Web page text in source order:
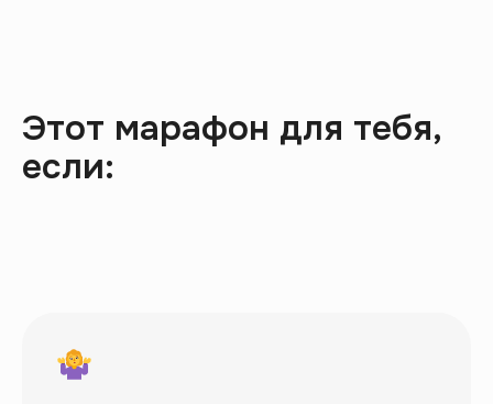
Этот марафон для тебя,
если: